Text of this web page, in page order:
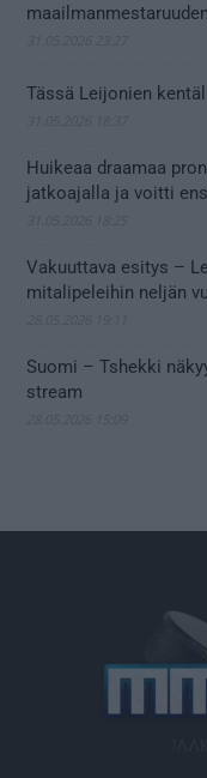
Tässä Leijonien
Huikeaa draamaa
jatkoajalla ja voitti
Vakuuttava esitys –
mitalipeleihin neljän
Suomi – Tshekki
stream